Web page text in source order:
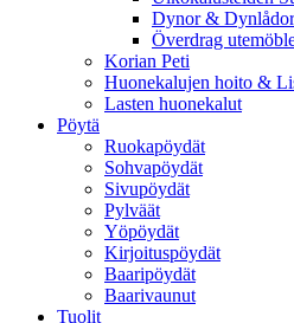
Dynor & Dynlådor
Överdrag
Korian Peti
Huonekalujen hoito &
Lasten huonekalut
Pöytä
Ruokapöydät
Sohvapöydät
Sivupöydät
Pylväät
Yöpöydät
Kirjoituspöydät
Baaripöydät
Baarivaunut
Tuolit